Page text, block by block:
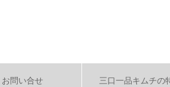
お問い合せ 三口一品キムチの